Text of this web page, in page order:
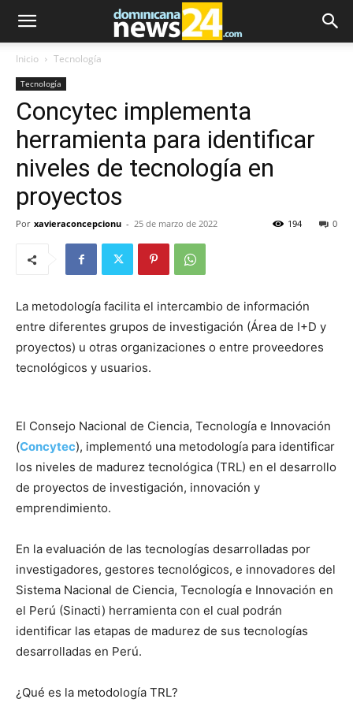
Inicio Tecnología
Tecnología
Concytec implementa
herramienta para identificar
niveles de tecnología en
proyectos
Por xavieraconcepcionu - 25 de marzo de 2022 0
194
La metodología facilita el intercambio de información
entre diferentes grupos de investigación (Área de I+D y
proyectos) u otras organizaciones o entre proveedores
tecnológicos y usuarios.
El Consejo Nacional de Ciencia, Tecnología e Innovación
(Concytec), implementó una metodología para identificar
los niveles de madurez tecnológica (TRL) en el desarrollo
de proyectos de investigación, innovación y
emprendimiento.
En la evaluación de las tecnologías desarrolladas por
investigadores, gestores tecnológicos, e innovadores del
Sistema Nacional de Ciencia, Tecnología e Innovación en
el Perú (Sinacti) herramienta con el cual podrán
identificar las etapas de madurez de sus tecnologías
desarrolladas en Perú.
¿Qué es la metodología TRL?